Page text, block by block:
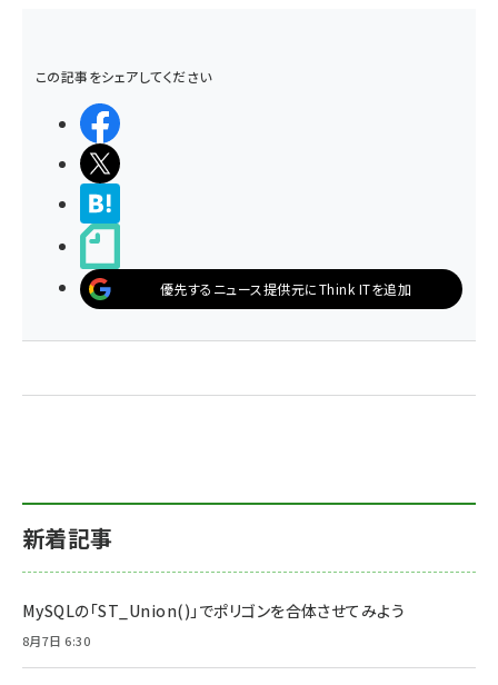
この記事をシェアしてください
優先するニュース提供元にThink ITを追加
新着記事
MySQLの「ST_Union()」でポリゴンを合体させてみよう
8月7日 6:30